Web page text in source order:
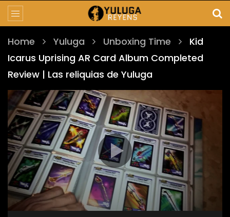
Home Yuluga Unboxing Time
Kid
Icarus Uprising AR Card Album Completed
Review | Las reliquias de Yuluga